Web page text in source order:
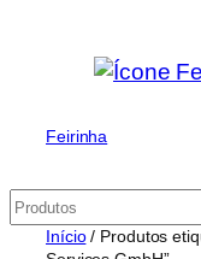
Feirinha
Pesquisar
Início/ Produtos